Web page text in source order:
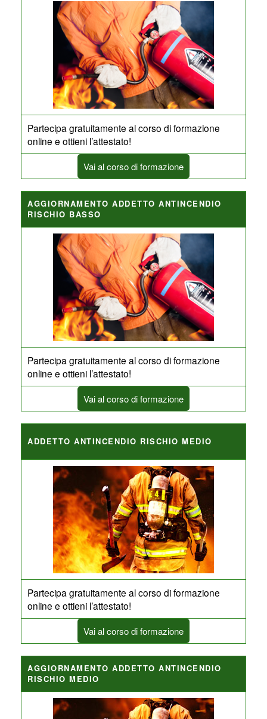
Partecipa gratuitamente al corso di formazione
online e ottieni l’attestato!
Vai al corso di formazione
AGGIORNAMENTO ADDETTO ANTINCENDIO
RISCHIO BASSO
Partecipa gratuitamente al corso di formazione
online e ottieni l’attestato!
Vai al corso di formazione
ADDETTO ANTINCENDIO RISCHIO MEDIO
Partecipa gratuitamente al corso di formazione
online e ottieni l’attestato!
Vai al corso di formazione
AGGIORNAMENTO ADDETTO ANTINCENDIO
RISCHIO MEDIO